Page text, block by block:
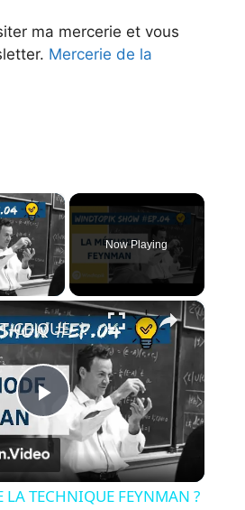
ma mercerie et vous
Mercerie de la
×
Video
Now Playing
×
P
l
💡QU'EST-CE QUE LA TECHNIQUE FEYNMAN ? | Windtopik Show #04
LA TECHNIQUE FEYNMAN ?